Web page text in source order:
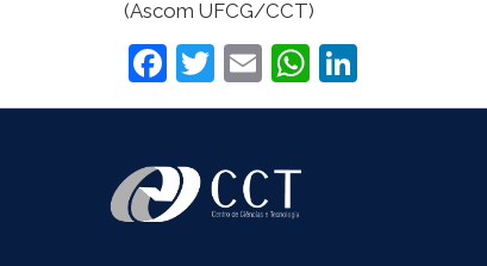
(Ascom UFCG/CCT)
Facebook
Twitter
EmailWhatsApp